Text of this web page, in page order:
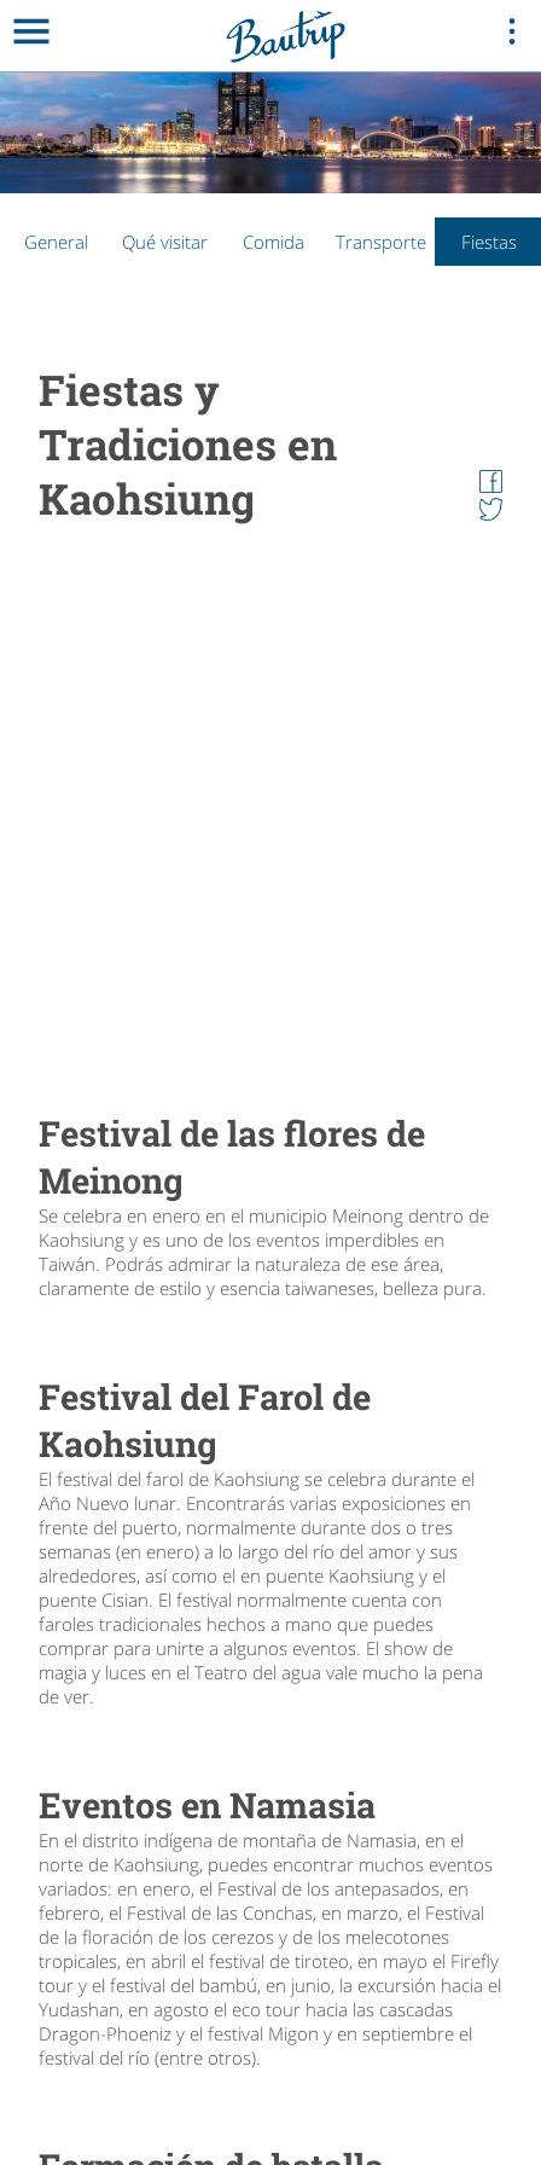
General Qué visitar Comida Transporte Fiestas
Fiestas y
Tradiciones en
Kaohsiung
Festival de las flores de
Meinong
Se celebra en enero en el municipio Meinong dentro de
Kaohsiung y es uno de los eventos imperdibles en
Taiwán. Podrás admirar la naturaleza de ese área,
claramente de estilo y esencia taiwaneses, belleza pura.
Festival del Farol de
Kaohsiung
El festival del farol de Kaohsiung se celebra durante el
Año Nuevo lunar. Encontrarás varias exposiciones en
frente del puerto, normalmente durante dos o tres
semanas (en enero) a lo largo del río del amor y sus
alrededores, así como el en puente Kaohsiung y el
puente Cisian. El festival normalmente cuenta con
faroles tradicionales hechos a mano que puedes
comprar para unirte a algunos eventos. El show de
magia y luces en el Teatro del agua vale mucho la pena
de ver.
Eventos en Namasia
En el distrito indígena de montaña de Namasia, en el
norte de Kaohsiung, puedes encontrar muchos eventos
variados: en enero, el Festival de los antepasados, en
febrero, el Festival de las Conchas, en marzo, el Festival
de la floración de los cerezos y de los melecotones
tropicales, en abril el festival de tiroteo, en mayo el Firefly
tour y el festival del bambú, en junio, la excursión hacia el
Yudashan, en agosto el eco tour hacia las cascadas
Dragon-Phoeniz y el festival Migon y en septiembre el
festival del río (entre otros).